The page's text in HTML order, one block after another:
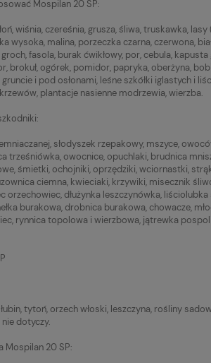
Mospilan 20 SP:
wiśnia, czereśnia, grusza, śliwa, truskawka,
wysoka, malina, porzeczka czarna, czerwona,
groch, fasola, burak ćwikłowy, por, cebula,
brokuł, ogórek, pomidor, papryka, oberżyna,
i pod osłonami, leśne szkółki iglastych i
plantacje nasienne modrzewia, wierzba.
słodyszek rzepakowy, mszyce,
trześniówka, owocnice, opuchlaki, brudnica
śmietki, ochojniki, oprzędziki, wciornastki,
ciemna, kwieciaki, krzywiki, misecznik
orzechowiec, dłużynka leszczynówka,
burakowa, drobnica burakowa, chowacze,
rynnica topolowa i wierzbowa, jątrewka
tytoń, orzech włoski, leszczyna, rośliny
dotyczy.
Mospilan 20 SP: